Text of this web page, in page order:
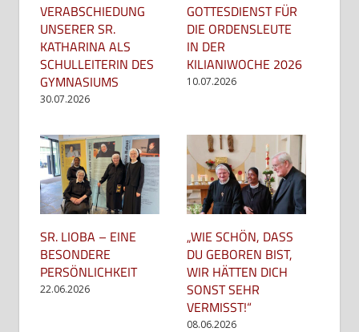
VERABSCHIEDUNG
UNSERER SR.
KATHARINA ALS
SCHULLEITERIN DES
GYMNASIUMS
30.07.2026
GOTTESDIENST FÜR
DIE ORDENSLEUTE
IN DER
KILIANIWOCHE 2026
10.07.2026
SR. LIOBA – EINE
BESONDERE
PERSÖNLICHKEIT
22.06.2026
„WIE SCHÖN, DASS
DU GEBOREN BIST,
WIR HÄTTEN DICH
SONST SEHR
VERMISST!“
08.06.2026